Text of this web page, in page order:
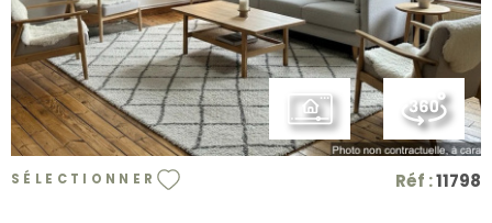
SÉLECTIONNER Réf :11798